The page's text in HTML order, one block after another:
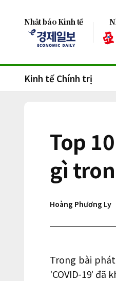
Nhật báo Kinh tế
Kinh tế Chính trị
Top
gì
Hoàng Phương Ly
Trong bài
'COVID-19' đã